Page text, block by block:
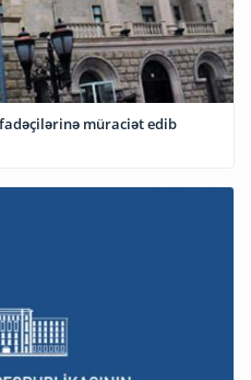
müraciət edib